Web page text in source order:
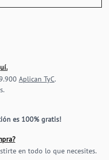
Aplican TyC.
es 100% gratis!
en todo lo que necesites.